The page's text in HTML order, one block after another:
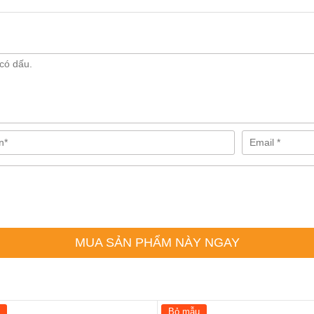
Sản phẩm kèm sẵn 4 thẻ từ cơ bản
Mở khóa bằng smartphone thông qua ứng dụng Yale Link
Phụ kiện tùy chọn mua riêng
4 viên pin AA 1.5V
Tiêu chuẩn châu Âu
MUA SẢN PHẨM NÀY NGAY
Bỏ mẫu